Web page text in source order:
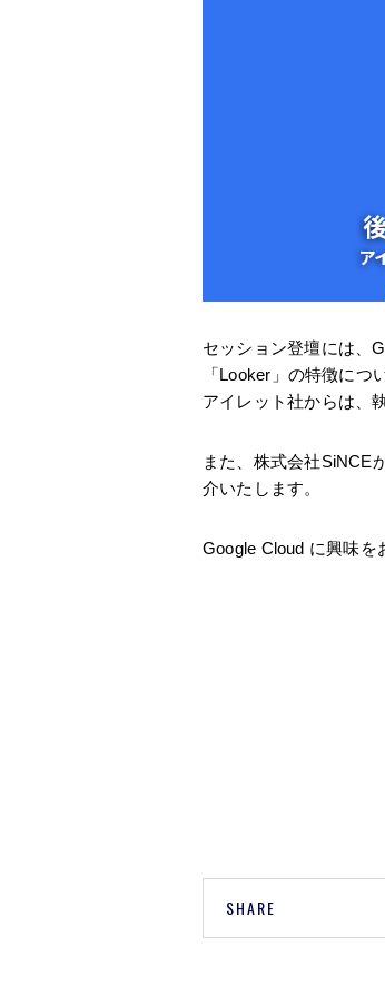
セッション登壇には、
「Looker」の特徴につ
アイレット社からは、
また、株式会社SiNCE
介いたします。
Google Cloud に興味を
SHARE